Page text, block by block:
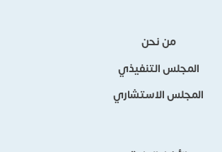
من نحن
المجلس التنفيذي
المجلس الاستشاري